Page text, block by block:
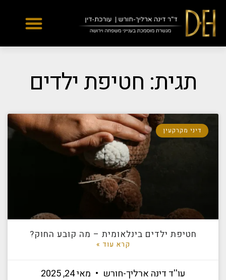
Yes
...
תגית: חטיפת ילדים
דיני מקרקעין
חטיפת ילדים בינלאומית – מה קובע החוק?
קרא עוד »
עו''ד דינה ארליך-חורש מאי 24, 2025